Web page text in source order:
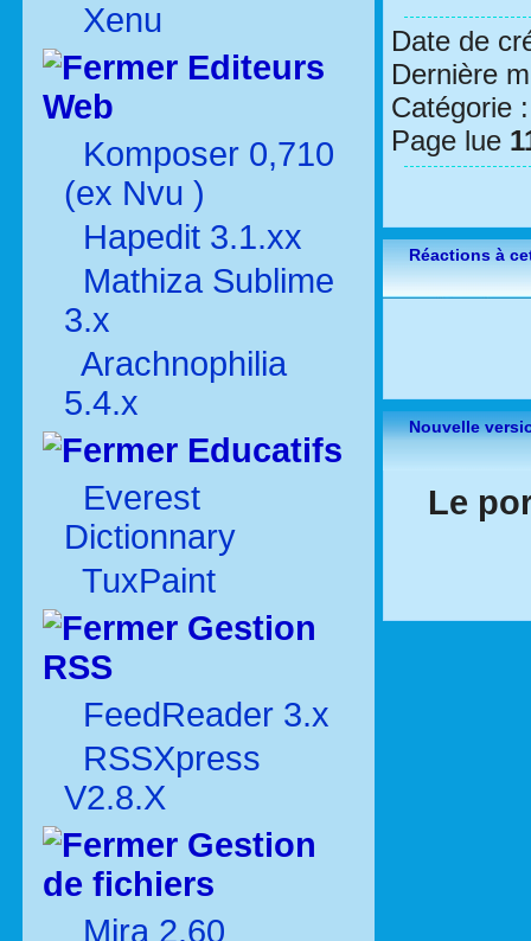
Xenu
Editeurs
Web
Komposer 0,710
(ex Nvu )
Hapedit 3.1.xx
Mathiza Sublime
3.x
Arachnophilia
5.4.x
Educatifs
Everest
Dictionnary
TuxPaint
Gestion
RSS
FeedReader 3.x
RSSXpress
V2.8.X
Gestion
de fichiers
Mira 2.60
Date de
Dernière
Catégorie
Page lue
Réactions à
Nouvelle
Le